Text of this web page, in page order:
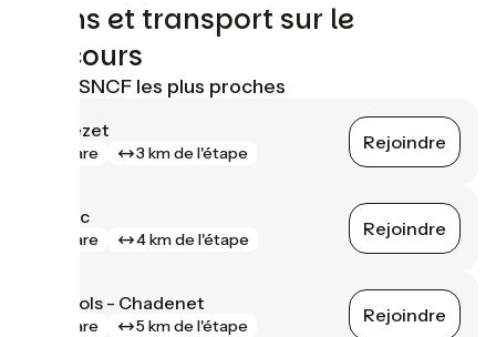
Trains et transport sur le
parcours
Gares SNCF les plus proches
Belvezet
gare 3 km de l'étape Rejoindre
Allenc
gare 4 km de l'étape Rejoindre
Bagnols - Chadenet
gare 5 km de l'étape Rejoindre